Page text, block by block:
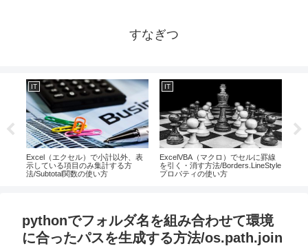
すなぎつ
IT
Excel（エクセル）で小計以外、表
示している項目のみ集計する方
法/Subtotal関数の使い方
IT
ExcelVBA（マクロ）でセルに罫線
を引く・消す方法/Borders.LineStyle
プロパティの使い方
pythonでフォルダ名を組み合わせて環境
に合ったパスを生成する方法/os.path.join